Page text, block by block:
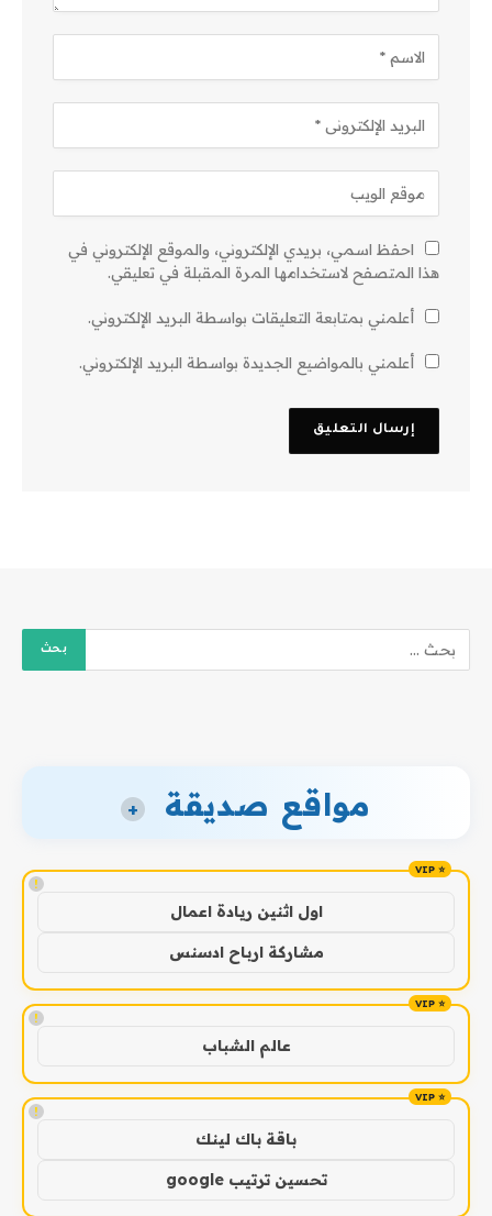
احفظ اسمي، بريدي الإلكتروني، والموقع الإلكتروني في
هذا المتصفح لاستخدامها المرة المقبلة في تعليقي.
أعلمني بمتابعة التعليقات بواسطة البريد الإلكتروني.
أعلمني بالمواضيع الجديدة بواسطة البريد الإلكتروني.
مواقع صديقة +
!
اول اثنين ريادة اعمال
مشاركة ارباح ادسنس
!
عالم الشباب
!
باقة باك لينك
تحسين ترتيب google